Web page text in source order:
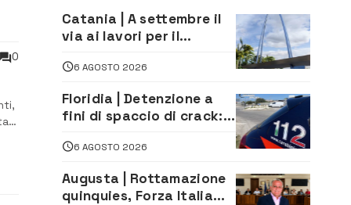
0
Catania | A settembre il
via ai lavori per il
sud del porto
6 AGOSTO 2026
Floridia | Detenzione a
fini di spaccio di crack:
6 AGOSTO 2026
Augusta | Rottamazione
quinquies, Forza Italia